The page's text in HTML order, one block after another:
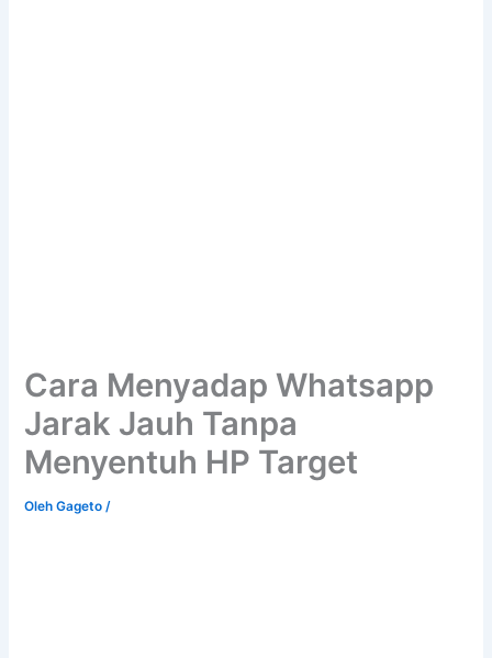
Cara Menyadap Whatsapp
Jarak Jauh Tanpa
Menyentuh HP Target
OlehGageto/